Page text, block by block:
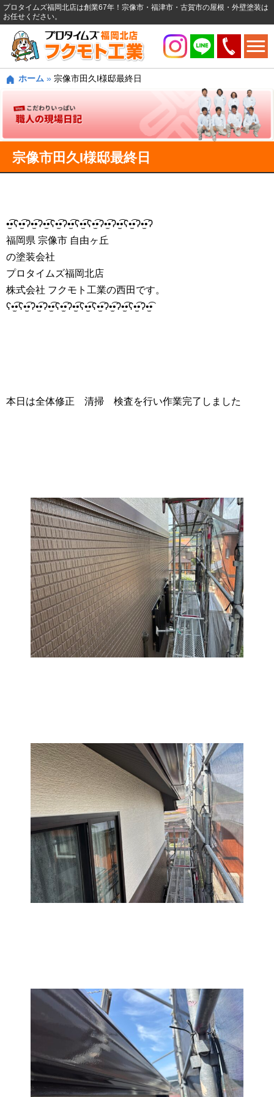
プロタイムズ福岡北店は創業67年！宗像市・福津市・古賀市の屋根・外壁塗装は
お任せください。
ホーム » 宗像市田久I様邸最終日
宗像市田久I様邸最終日
•̫͡•ʕ•̫͡•ʔ•̫͡•ʔ•̫͡•ʕ•̫͡•ʔ•̫͡•ʕ•̫͡•ʕ•̫͡•ʔ•̫͡•ʔ•̫͡•ʕ•̫͡•ʔ•̫͡•ʔ
福岡県 宗像市 自由ヶ丘
の塗装会社
プロタイムズ福岡北店
株式会社 フクモト工業の西田です。
ʕ•̫͡•ʕ•̫͡•ʔ•̫͡•ʔ•̫͡•ʕ•̫͡•ʔ•̫͡•ʕ•̫͡•ʕ•̫͡•ʔ•̫͡•ʔ•̫͡•ʕ•̫͡•ʔ•̫͡•
本日は全体修正 清掃 検査を行い作業完了しました